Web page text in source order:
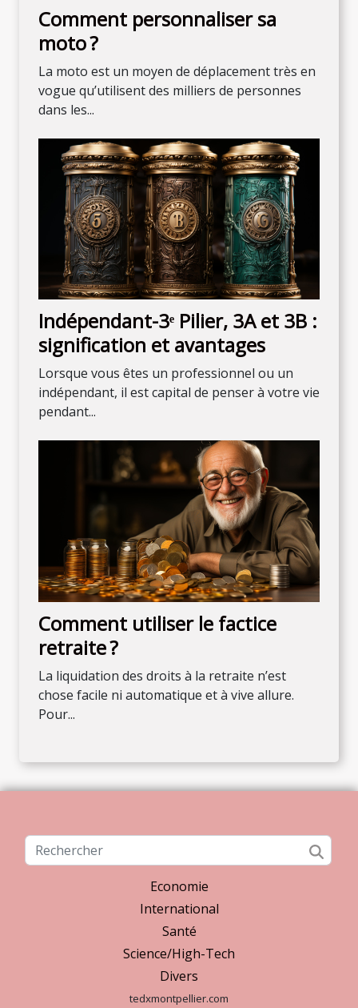
Comment personnaliser sa
moto ?
La moto est un moyen de déplacement très en
vogue qu’utilisent des milliers de personnes
dans les...
Indépendant-3ᵉ Pilier, 3A et 3B :
signification et avantages
Lorsque vous êtes un professionnel ou un
indépendant, il est capital de penser à votre vie
pendant...
Comment utiliser le factice
retraite ?
La liquidation des droits à la retraite n’est
chose facile ni automatique et à vive allure.
Pour...
Economie
International
Santé
Science/High-Tech
Divers
tedxmontpellier.com